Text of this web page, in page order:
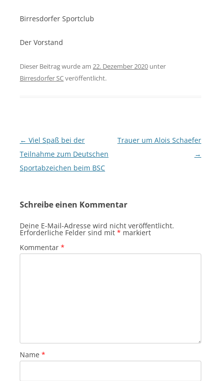
Birresdorfer Sportclub
Der Vorstand
Dieser Beitrag wurde am 22. Dezember 2020 unter
Birresdorfer SCveröffentlicht.
Beitragsnavigation
← Viel Spaß bei der
Teilnahme zum Deutschen
Sportabzeichen beim BSC
Trauer um Alois Schaefer
→
Schreibe einen Kommentar
Deine E-Mail-Adresse wird nicht veröffentlicht.
Erforderliche Felder sind mit * markiert
Kommentar *
Name *